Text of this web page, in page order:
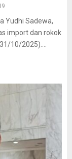
Yudhi Sadewa,
import dan rokok
10/2025)....